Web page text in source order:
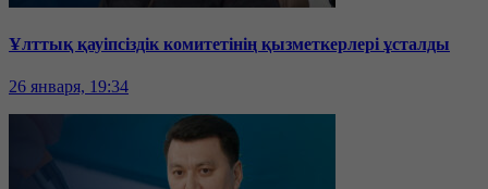
Ұлттық қауіпсіздік комитетінің қызметкерлері ұсталды
26 января, 19:34